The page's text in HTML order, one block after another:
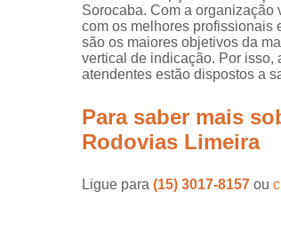
Sorocaba. Com a organização
com os melhores profissionais
são os maiores objetivos da
vertical de indicação. Por isso,
atendentes estão dispostos a
Para saber mais
Rodovias Limeira
Ligue para (15) 3017-8157 ou